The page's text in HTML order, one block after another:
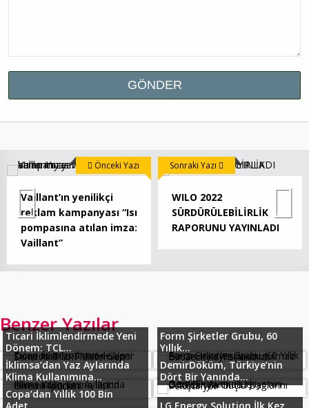
Vaillant’ın yenilikçi
reklam kampanyası “Isı
pompasına atılan imza:
Vaillant”
Önceki Yazı
WILO 2022
SÜRDÜRÜLEBİLİRLİK
RAPORUNU YAYINLADI
Sonraki Yazı
Benzer Yazılar
Ticari İklimlendirmede Yeni
Dönem: TCL...
Form Şirketler Grubu, 60
Yıllık...
İklimsa’dan Yaz Aylarında
Klima Kullanımına...
DemirDöküm, Türkiye’nin
Dört Bir Yanında...
Copa’dan Yıllık 100 Bin